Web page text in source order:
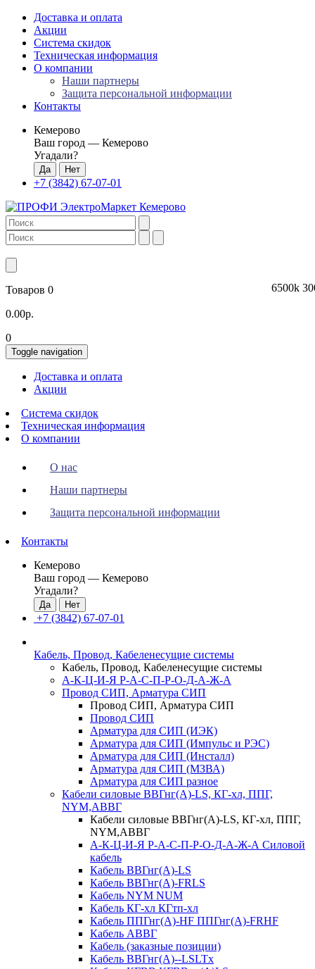
Доставка и оплата
Акции
Система скидок
Техническая информация
О компании
Наши партнеры
Защита персональной информации
Контакты
Кемерово
Ваш город — Кемерово
Угадали?
+7 (3842) 67-07-01
Товаров 0
0.00р.
0
Toggle navigation
Доставка и оплата
Акции
Система скидок
Техническая информация
О компании
О нас
Наши партнеры
Защита персональной информации
Контакты
Кемерово
Ваш город — Кемерово
Угадали?
+7 (3842) 67-07-01
Кабель, Провод, Кабеленесущие системы
Кабель, Провод, Кабеленесущие системы
А-К-Ц-И-Я Р-А-С-П-Р-О-Д-А-Ж-А
Провод СИП, Арматура СИП
Провод СИП, Арматура СИП
Провод СИП
Арматура для СИП (ИЭК)
Арматура для СИП (Импульс и РЭС)
Арматура для СИП (Инсталл)
Арматура для СИП (МЗВА)
Арматура для СИП разное
Кабели силовые ВВГнг(А)-LS, КГ-хл, ППГ,
NYM,АВВГ
Кабели силовые ВВГнг(А)-LS, КГ-хл, ППГ,
NYM,АВВГ
А-К-Ц-И-Я Р-А-С-П-Р-О-Д-А-Ж-А Силовой
кабель
Кабель ВВГнг(А)-LS
Кабель ВВГнг(А)-FRLS
Кабель NYM NUM
Кабель КГ-хл КГтп-хл
Кабель ППГнг(А)-HF ППГнг(А)-FRHF
Кабель АВВГ
Кабель (заказные позиции)
Кабель ВВГнг(А)--LSLTx
6500k